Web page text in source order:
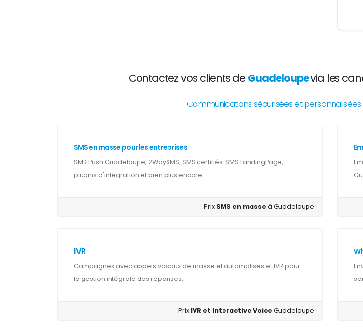
Contactez vos clients de Guadeloupevia les
Communications sécurisées et personnalisées
SMS en masse pour les entreprises
SMS Push Guadeloupe, 2WaySMS, SMS certifiés, SMS LandingPage,
plugins d'intégration et bien plus encore.
Prix SMS en masseà Guadeloupe
IVR
Campagnes avec appels vocaux de masse et automatisés et IVR pour
la gestion intégrale des réponses.
Prix IVR et Interactive VoiceGuadeloupe